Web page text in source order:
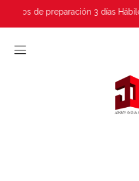
de preparación 3 días Hábiles |